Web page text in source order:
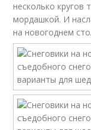
несколько кругов
мордашкой. И
на новогоднем